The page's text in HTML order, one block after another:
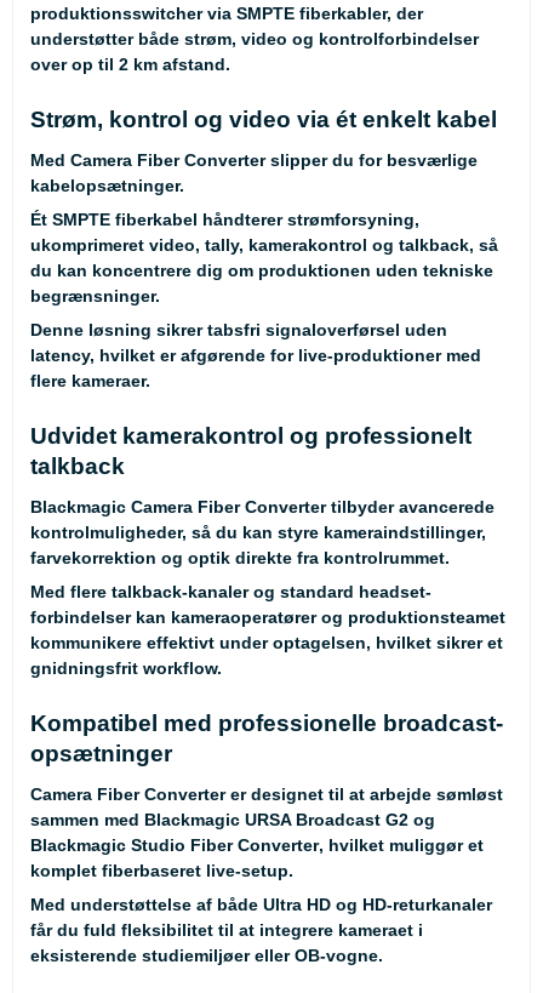
produktionsswitcher via SMPTE fiberkabler, der
understøtter både strøm, video og kontrolforbindelser
over op til 2 km afstand.
Strøm, kontrol og video via ét enkelt kabel
Med Camera Fiber Converter slipper du for besværlige
kabelopsætninger.
Ét SMPTE fiberkabel håndterer strømforsyning,
ukomprimeret video, tally, kamerakontrol og talkback, så
du kan koncentrere dig om produktionen uden tekniske
begrænsninger.
Denne løsning sikrer tabsfri signaloverførsel uden
latency, hvilket er afgørende for live-produktioner med
flere kameraer.
Udvidet kamerakontrol og professionelt
talkback
Blackmagic Camera Fiber Converter tilbyder avancerede
kontrolmuligheder, så du kan styre kameraindstillinger,
farvekorrektion og optik direkte fra kontrolrummet.
Med flere talkback-kanaler og standard headset-
forbindelser kan kameraoperatører og produktionsteamet
kommunikere effektivt under optagelsen, hvilket sikrer et
gnidningsfrit workflow.
Kompatibel med professionelle broadcast-
opsætninger
Camera Fiber Converter er designet til at arbejde sømløst
sammen med Blackmagic URSA Broadcast G2 og
Blackmagic Studio Fiber Converter, hvilket muliggør et
komplet fiberbaseret live-setup.
Med understøttelse af både Ultra HD og HD-returkanaler
får du fuld fleksibilitet til at integrere kameraet i
eksisterende studiemiljøer eller OB-vogne.